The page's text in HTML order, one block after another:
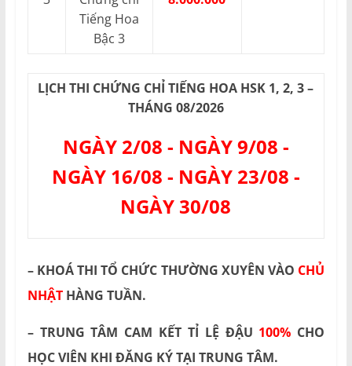
Tiếng Hoa
Bậc 3
LỊCH THI CHỨNG CHỈ TIẾNG HOA HSK 1, 2, 3 –
THÁNG 08/2026
NGÀY 2/08 - NGÀY 9/08 -
NGÀY 16/08 - NGÀY 23/08 -
NGÀY 30/08
– KHOÁ THI TỔ CHỨC THƯỜNG XUYÊN VÀO CHỦ
NHẬTHÀNG TUẦN.
– TRUNG TÂM CAM KẾT TỈ LỆ ĐẬU 100% CHO
HỌC VIÊN KHI ĐĂNG KÝ TẠI TRUNG TÂM.